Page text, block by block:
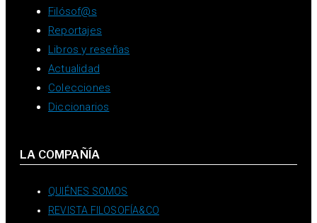
Filósof@s
Reportajes
Libros y reseñas
Actualidad
Colecciones
Diccionarios
LA COMPAÑÍA
QUIÉNES SOMOS
REVISTA FILOSOFÍA&CO